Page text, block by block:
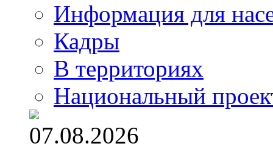
Информация для
Кадры
В территориях
Национальный
07.08.2026